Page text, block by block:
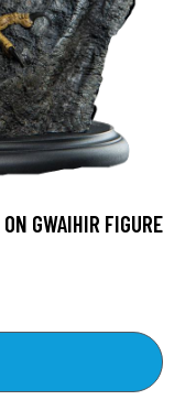
GWAIHIR FIGURE